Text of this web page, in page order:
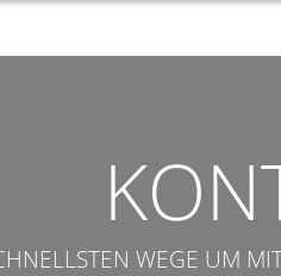
WEGE UM